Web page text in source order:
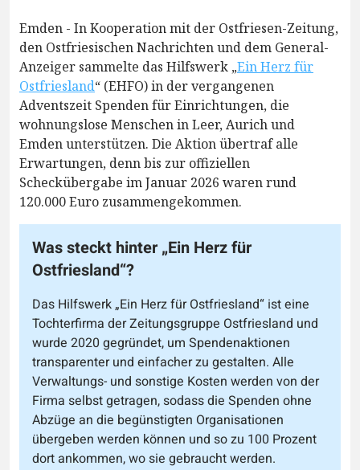
Emden - In Kooperation mit der Ostfriesen-Zeitung,
den Ostfriesischen Nachrichten und dem General-
Anzeiger sammelte das Hilfswerk „Ein Herz für
Ostfriesland“ (EHFO) in der vergangenen
Adventszeit Spenden für Einrichtungen, die
wohnungslose Menschen in Leer, Aurich und
Emden unterstützen. Die Aktion übertraf alle
Erwartungen, denn bis zur offiziellen
Scheckübergabe im Januar 2026 waren rund
120.000 Euro zusammengekommen.
Was steckt hinter „Ein Herz für
Ostfriesland“?
Das Hilfswerk „Ein Herz für Ostfriesland“ ist eine
Tochterfirma der Zeitungsgruppe Ostfriesland und
wurde 2020 gegründet, um Spendenaktionen
transparenter und einfacher zu gestalten. Alle
Verwaltungs- und sonstige Kosten werden von der
Firma selbst getragen, sodass die Spenden ohne
Abzüge an die begünstigten Organisationen
übergeben werden können und so zu 100 Prozent
dort ankommen, wo sie gebraucht werden.